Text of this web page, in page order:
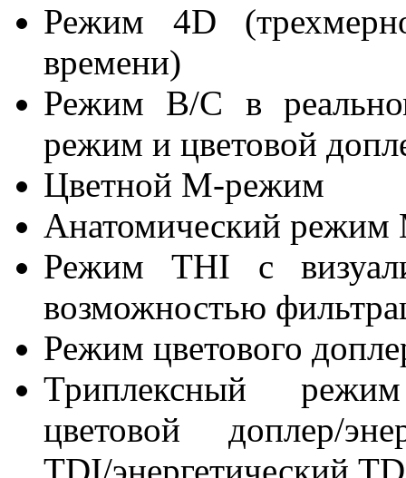
Режим 4D
времени)
Режим B/C в
режим и цветовой
Цветной M-режим
Анатомический
Режим THI с
возможностью
Режим цветового
Триплексный
цветовой доплер/
TDI/энергетический